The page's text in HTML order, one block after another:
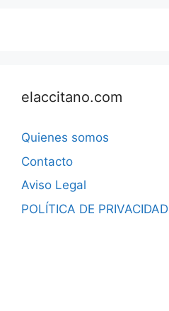
elaccitano.com
Quienes somos
Contacto
Aviso Legal
POLÍTICA DE PRIVACIDAD